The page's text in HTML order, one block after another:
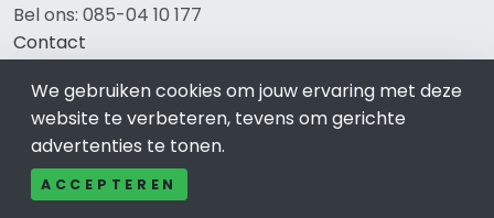
Bel ons: 085-04 10 177
Contact
Over ons
Cookieverklaring
Avg
Privacy
We gebruiken cookies om jouw ervaring met deze
website te verbeteren, tevens om gerichte
advertenties te tonen.
ACCEPTEREN